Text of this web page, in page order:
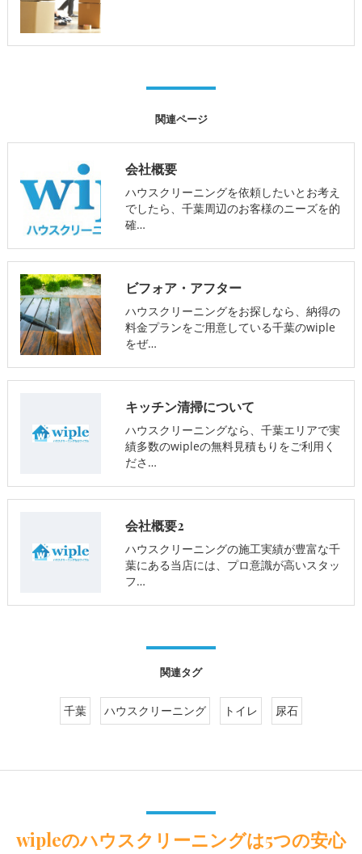
関連ページ
会社概要
ハウスクリーニングを依頼したいとお考え
でしたら、千葉周辺のお客様のニーズを的
確…
ビフォア・アフター
ハウスクリーニングをお探しなら、納得の
料金プランをご用意している千葉のwiple
をぜ…
キッチン清掃について
ハウスクリーニングなら、千葉エリアで実
績多数のwipleの無料見積もりをご利用く
ださ…
会社概要2
ハウスクリーニングの施工実績が豊富な千
葉にある当店には、プロ意識が高いスタッ
フ…
関連タグ
千葉 ハウスクリーニング トイレ 尿石
wipleのハウスクリーニングは5つの安心